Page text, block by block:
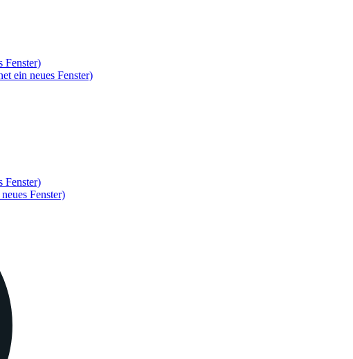
Fenster)
ein neues Fenster)
Fenster)
Fenster)